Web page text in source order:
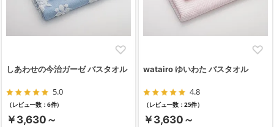
しあわせの今治ガーゼ バスタオル
5.0
（レビュー数：6件）
￥3,630～
watairo ゆいわた バスタオル
4.8
（レビュー数：25件）
￥3,630～